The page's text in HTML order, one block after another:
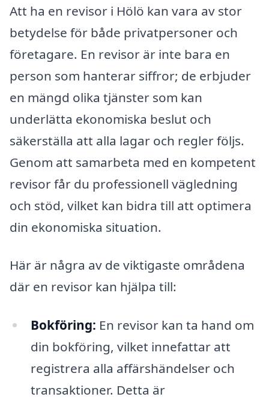
Att ha en revisor i Hölö kan vara av stor
betydelse för både privatpersoner och
företagare. En revisor är inte bara en
person som hanterar siffror; de erbjuder
en mängd olika tjänster som kan
underlätta ekonomiska beslut och
säkerställa att alla lagar och regler följs.
Genom att samarbeta med en kompetent
revisor får du professionell vägledning
och stöd, vilket kan bidra till att optimera
din ekonomiska situation.
Här är några av de viktigaste områdena
där en revisor kan hjälpa till:
Bokföring: En revisor kan ta hand om
din bokföring, vilket innefattar att
registrera alla affärshändelser och
transaktioner. Detta är